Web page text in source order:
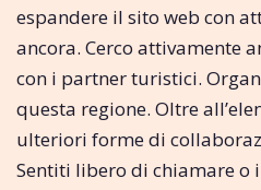
espandere il sito web con
ancora. Cerco attivamente
con i partner turistici.
questa regione. Oltre
ulteriori forme di
Sentiti libero di chiamare o